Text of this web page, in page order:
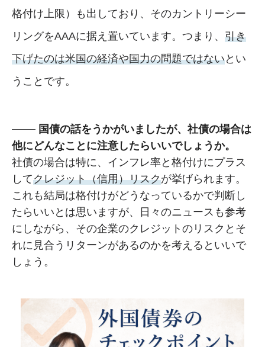
格付け上限）も出しており、そのカントリーシー
リングをAAAに据え置いています。つまり、 引き
下げたのは米国の経済や国力の問題ではないとい
うことです。
国債の話をうかがいましたが、社債の場合は
他にどんなことに注意したらいいでしょうか。
社債の場合は特に、インフレ率と格付けにプラス
してクレジット（信用）リスクが挙げられます。
これも結局は格付けがどうなっているかで判断し
たらいいとは思いますが、日々のニュースも参考
にしながら、その企業のクレジットのリスクとそ
れに見合うリターンがあるのかを考えるといいで
しょう。